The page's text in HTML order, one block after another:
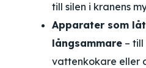
till silen i kranens
Apparater som
långsammare –
vattenkokare eller